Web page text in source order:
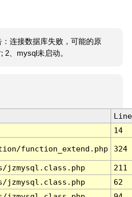
连接数据库失败，可能的原
2、mysql未启动。
Line
14
function_extend.php 324
jzmysql.class.php
211
jzmysql.class.php
62